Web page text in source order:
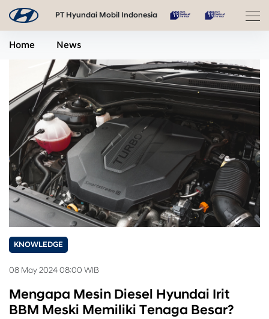
PT Hyundai Mobil Indonesia
Home News
KNOWLEDGE
08 May 2024 08:00 WIB
Mengapa Mesin Diesel Hyundai Irit
BBM Meski Memiliki Tenaga Besar?